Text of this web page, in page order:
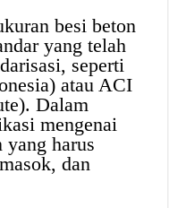
besi beton
yang telah
seperti
atau ACI
Dalam
mengenai
yang harus
dan